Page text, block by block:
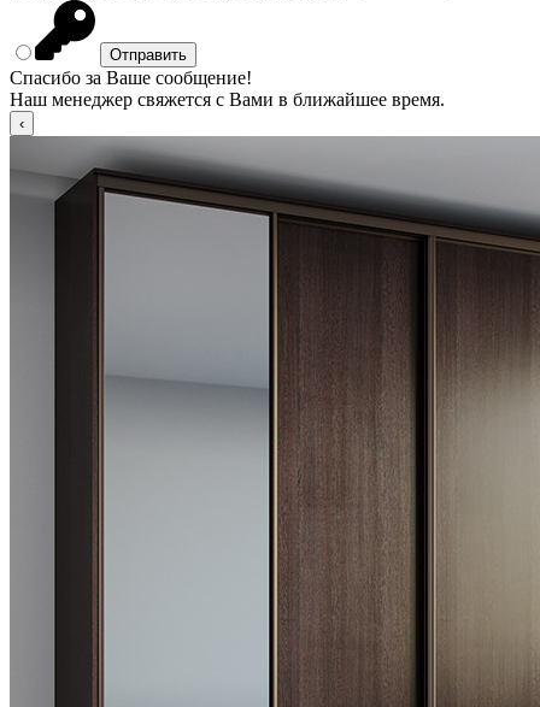
Спасибо за Ваше сообщение!
Наш менеджер свяжется с Вами в ближайшее время.